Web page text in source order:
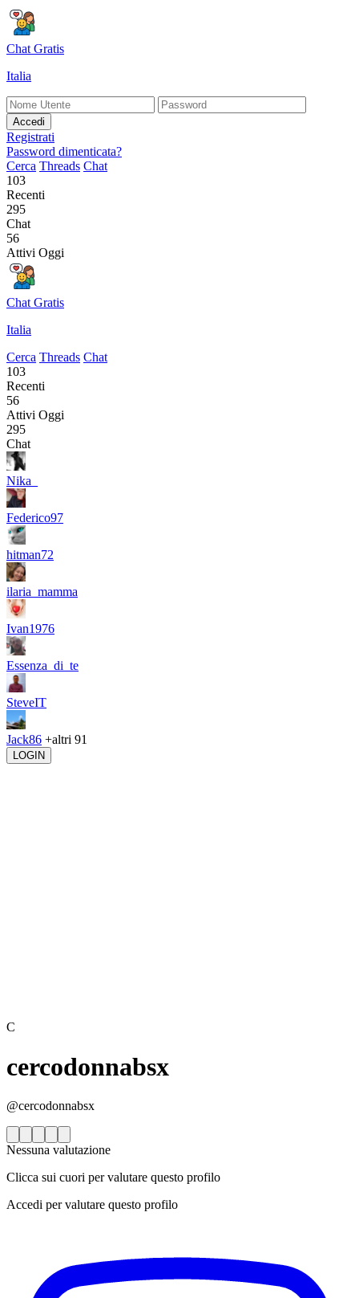
Chat Gratis
Italia
Accedi
Registrati
Password dimenticata?
Cerca Threads Chat
103
Recenti
295
Chat
56
Attivi Oggi
Chat Gratis
Italia
Cerca Threads Chat
103
Recenti
56
Attivi Oggi
295
Chat
Nika_
Federico97
hitman72
ilaria_mamma
Ivan1976
Essenza_di_te
SteveIT
Jack86 +altri 91
LOGIN
C
cercodonnabsx
@cercodonnabsx
Nessuna valutazione
Clicca sui cuori per valutare questo profilo
Accedi per valutare questo profilo